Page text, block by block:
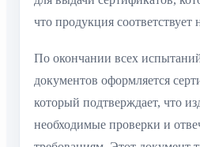
что продукция соответствует
По окончании всех
документов оформляется
который подтверждает, что
необходимые проверки и